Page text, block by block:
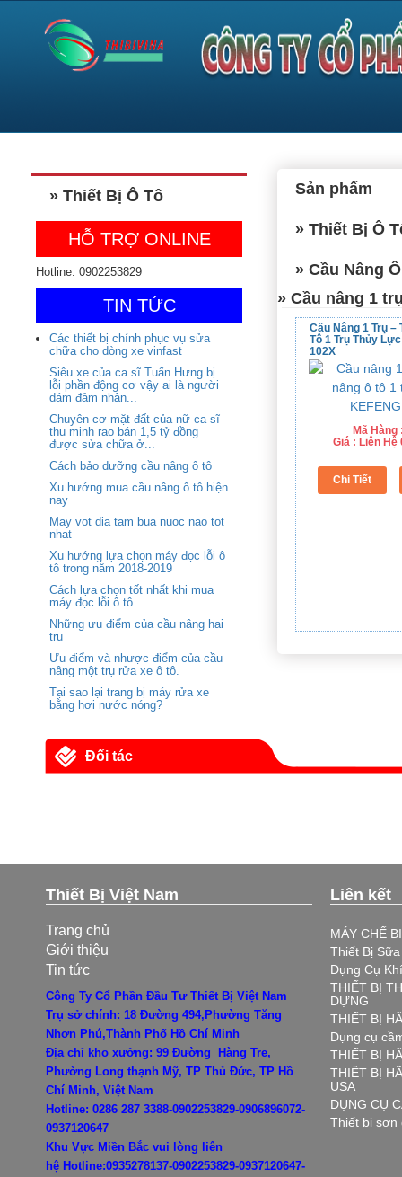
» Thiết Bị Ô Tô
HỖ TRỢ ONLINE
Hotline: 0902253829
TIN TỨC
Các thiết bị chính phục vụ sửa
chữa cho dòng xe vinfast
Siêu xe của ca sĩ Tuấn Hưng bị
lỗi phần động cơ vậy ai là người
dám đảm nhận...
Chuyên cơ mặt đất của nữ ca sĩ
thu minh rao bán 1,5 tỷ đồng
được sửa chữa ở...
Cách bảo dưỡng cầu nâng ô tô
Xu hướng mua cầu nâng ô tô hiện
nay
May vot dia tam bua nuoc nao tot
nhat
Xu hướng lựa chọn máy đọc lỗi ô
tô trong năm 2018-2019
Cách lựa chọn tốt nhất khi mua
máy đọc lỗi ô tô
Những ưu điểm của cầu nâng hai
trụ
Ưu điểm và nhược điểm của cầu
nâng một trụ rửa xe ô tô.
Tại sao lại trang bị máy rửa xe
bằng hơi nước nóng?
Sản phẩm
» Thiết Bị Ô
» Cầu Nâng
» Cầu nâng 1
Cầu Nâng 1 Trụ –
Tô 1 Trụ Thủy
102X
Mã Hàng
Giá : Liên Hệ
Đối tác
Thiết Bị Việt Nam
Trang chủ
Giới thiệu
Tin tức
Công Ty Cổ Phần Đầu Tư Thiết Bị Việt Nam
Trụ sở chính: 18 Đường 494,Phường Tăng
Nhơn Phú,Thành Phố Hồ Chí Minh
Địa chỉ kho xưởng: 99 Đường Hàng Tre,
Phường Long thạnh Mỹ, TP Thủ Đức, TP Hồ
Chí Minh, Việt Nam
Hotline: 0286 287 3388-0902253829-0906896072-
0937120647
Khu Vực Miền Bắc vui lòng liên
hệ Hotline:0935278137-0902253829-0937120647-
Liên kết
MÁY CHẾ
Thiết Bị
Dụng Cụ
THIẾT BỊ
DỰNG
THIẾT BỊ
Dụng cụ
THIẾT BỊ
THIẾT BỊ
USA
DỤNG CỤ
Thiết bị sơn